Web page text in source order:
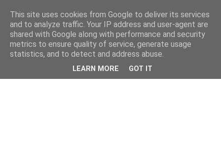
This site uses cookies from Google to deliver its services
and to analyze traffic. Your IP address and user-agent are
shared with Google along with performance and security
metrics to ensure quality of service, generate usage
statistics, and to detect and address abuse.
LEARN MORE GOT IT